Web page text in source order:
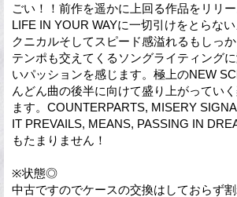
ごい！！前作を遥かに上回る作品をリリ
LIFE IN YOUR WAYに一切引けをとらな
クニカルそしてスピード感溢れるもしっ
テンポも交えてくるソングライティング
いパッションを感じます。極上のNEW
んどん曲の後半に向けて盛り上がってい
ます。COUNTERPARTS, MISERY
IT PREVAILS, MEANS, PASSING IN
もたまりません！
※状態◎
中古ですのでケースの交換はしておらず